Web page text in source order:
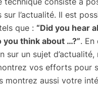
sur l’actualité. Il est
que : “Did you hear
you think about …?”. En
sur un sujet d’actualité,
vos efforts pour
montrez aussi votre